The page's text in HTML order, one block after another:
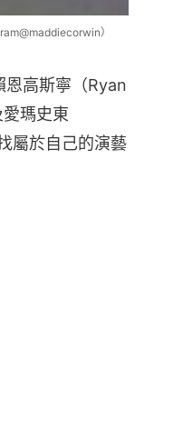
）
恩高斯寧（Ryan
瑪史東
屬於自己的演藝